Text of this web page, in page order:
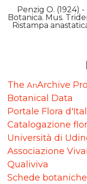
Penzig O. (1924)
Botanica. Mus.
Ristampa
The AnArchive
Botanical Data
Portale Flora
Catalogazione
Università di
Associazione
Qualiviva
Schede